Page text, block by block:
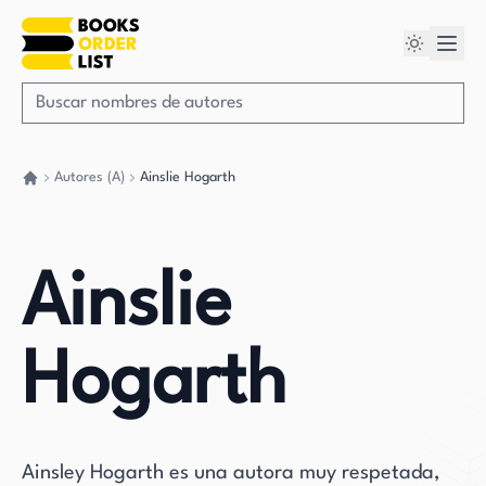
Autores (A) Ainslie Hogarth
Ainslie
Hogarth
Ainsley Hogarth es una autora muy respetada,